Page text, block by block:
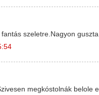
szeletre.Nagyon
megkóstolnák